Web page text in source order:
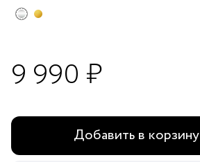
9 990 ₽
Добавить в корзину